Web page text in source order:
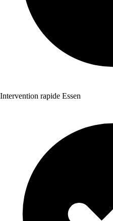
Intervention rapide Essen